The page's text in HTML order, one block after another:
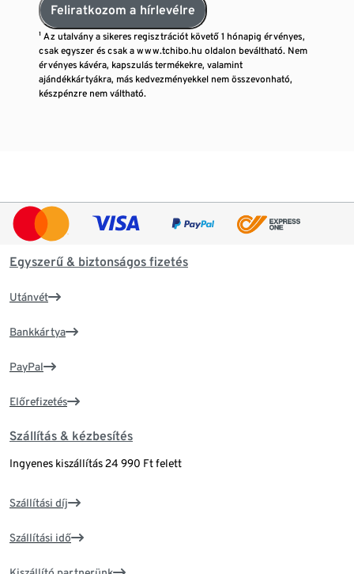
Feliratkozom a hírlevélre
¹ Az utalvány a sikeres regisztrációt követő 1 hónapig érvényes,
csak egyszer és csak a www.tchibo.hu oldalon beváltható. Nem
érvényes kávéra, kapszulás termékekre, valamint
ajándékkártyákra, más kedvezményekkel nem összevonható,
készpénzre nem váltható.
Egyszerű & biztonságos fizetés
Utánvét
Bankkártya
PayPal
Előrefizetés
Szállítás & kézbesítés
Ingyenes kiszállítás 24 990 Ft felett
Szállítási díj
Szállítási idő